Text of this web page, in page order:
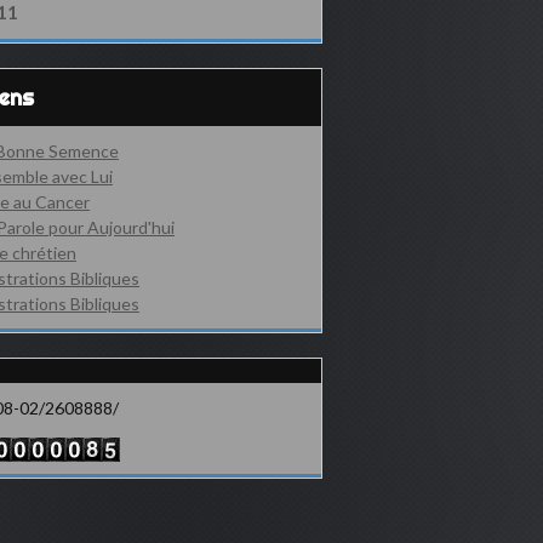
Semence
avec Lui
au Cancer
pour Aujourd'hui
chrétien
Bibliques
Bibliques
02/2608888/